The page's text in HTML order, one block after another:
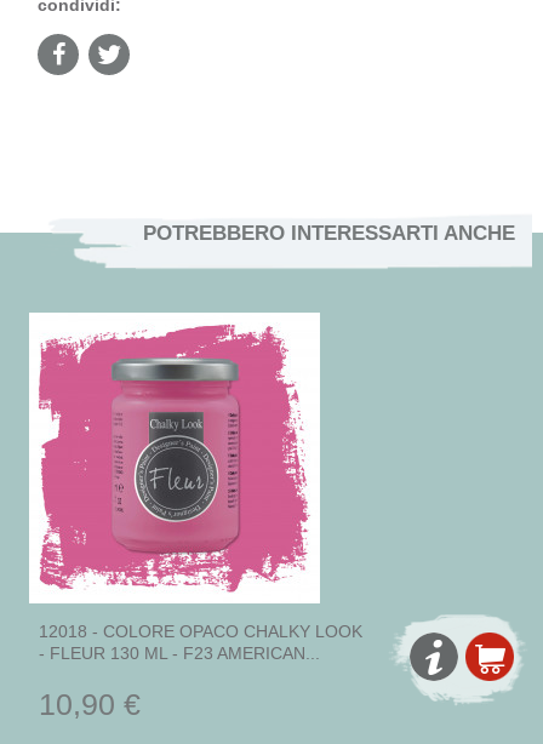
condividi:
POTREBBERO INTERESSARTI ANCHE
12018 - COLORE OPACO CHALKY LOOK
- FLEUR 130 ML - F23 AMERICAN...
10,90 €